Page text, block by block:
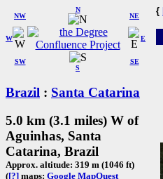
W
NW
N
NE
SW
S
SE
E
Brazil : Santa Catarina
5.0 km (3.1 miles) W of
Aguinhas, Santa
Catarina, Brazil
Approx. altitude: 319 m (1046 ft)
([?] maps: Google MapQuest
{